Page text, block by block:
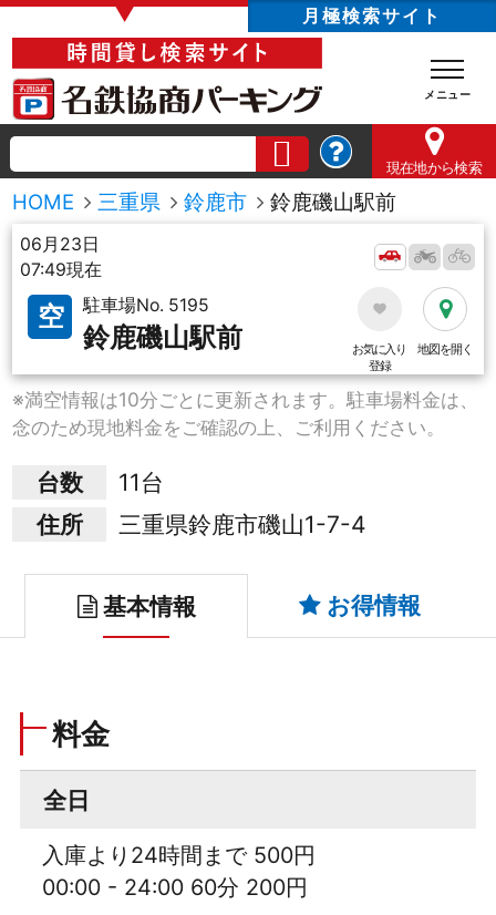
▼ 月極検索サイト
現在地から検索
HOME 三重県 鈴鹿市 鈴鹿磯山駅前
06月23日
07:49現在
空 駐車場No. 5195
鈴鹿磯山駅前
お気に入り
登録
地図を開く
※満空情報は10分ごとに更新されます。駐車場料金は、
念のため現地料金をご確認の上、ご利用ください。
台数
11台
住所
三重県鈴鹿市磯山1-7-4
基本情報 お得情報
料金
全日
入庫より24時間まで 500円
00:00 - 24:00 60分 200円